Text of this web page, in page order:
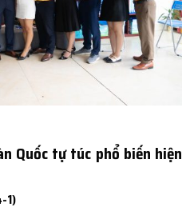
Quốc tự túc phổ biến hiện
1)